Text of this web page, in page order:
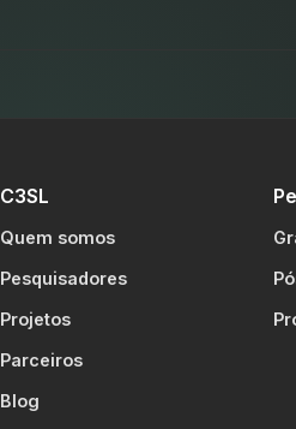
C3SL
Quem somos
Pesquisadores
Projetos
Parceiros
Blog